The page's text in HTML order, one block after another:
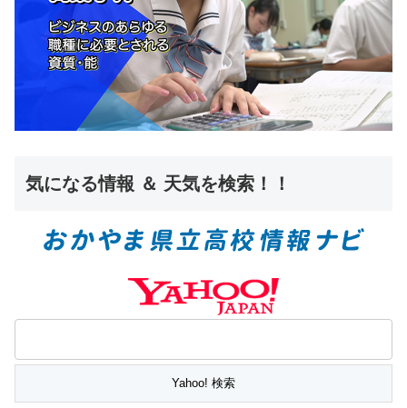
気になる情報 ＆ 天気を検索！！